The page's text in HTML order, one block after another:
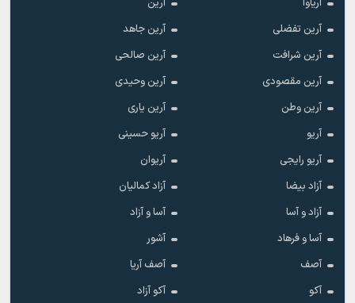
آریاوا
آرین
آرین تفضلی
آرین جاهد
آرین شرافت
آرین صالحی
آرین مقصودی
آرین وحیدی
آرین وطن
آرین یاری
آریو
آریو حسینی
آریو رایجی
آریوان
آزاد بیضا
آزاد کمالیان
آزاد و آسا
آسا و آزاد
آسا و فرهاد
آشور
آصف
آصف آریا
آکو
آکو آزاد